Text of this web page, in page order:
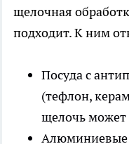
щелочная
подходит. К ним
Посуда с
(тефлон,
щелочь может
Алюминиевые